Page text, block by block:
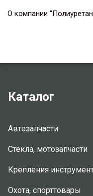
О компании
Каталог
Автозапчасти
Стекла, мотозапчасти
Крепления
Охота, спорттовары